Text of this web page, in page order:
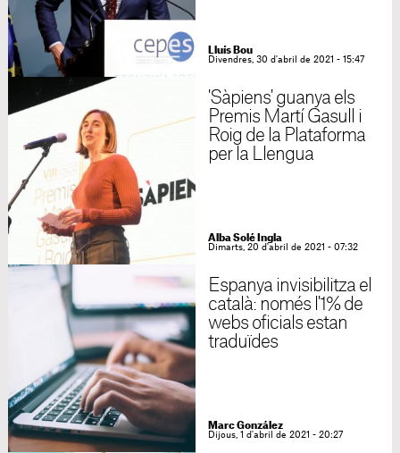
Lluís Bou
Divendres, 30 d'abril de 2021 - 15:47
'Sàpiens' guanya els
Premis Martí Gasull i
Roig de la Plataforma
per la Llengua
Alba Solé Ingla
Dimarts, 20 d'abril de 2021 - 07:32
Espanya invisibilitza el
català: només l'1% de
webs oficials estan
traduïdes
Marc González
Dijous, 1 d'abril de 2021 - 20:27